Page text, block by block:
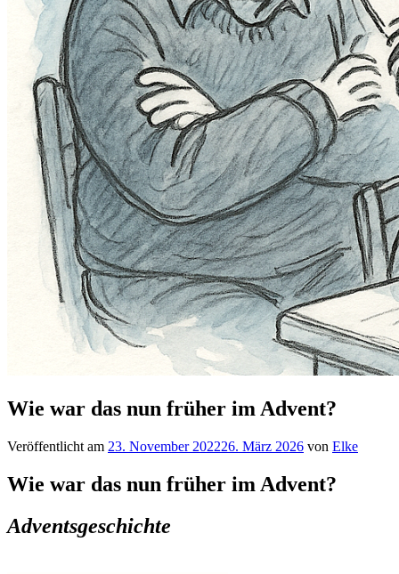
Wie war das nun früher im Advent?
Veröffentlicht am 23. November 202226. März 2026 von Elke
Wie war das nun früher im Advent?
Adventsgeschichte